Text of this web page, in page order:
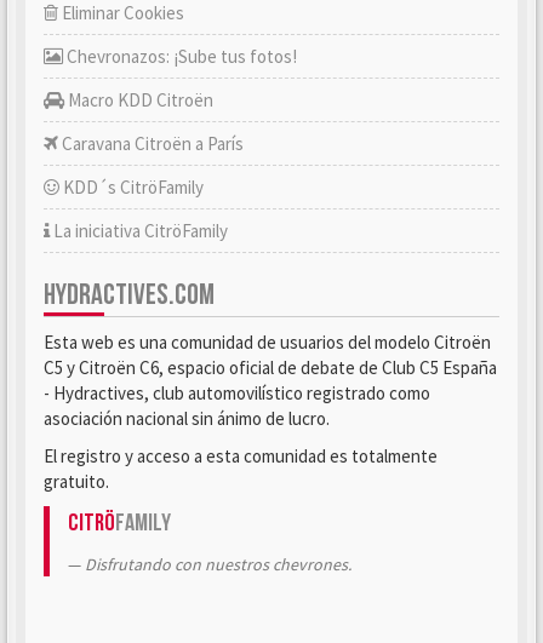
Eliminar Cookies
Chevronazos: ¡Sube tus fotos!
Macro KDD Citroën
Caravana Citroën a París
KDD´s CitröFamily
La iniciativa CitröFamily
HYDRACTIVES.COM
Esta web es una comunidad de usuarios del modelo Citroën
C5 y Citroën C6, espacio oficial de debate de Club C5 España
- Hydractives, club automovilístico registrado como
asociación nacional sin ánimo de lucro.
El registro y acceso a esta comunidad es totalmente
gratuito.
CitröFamily
Disfrutando con nuestros chevrones.